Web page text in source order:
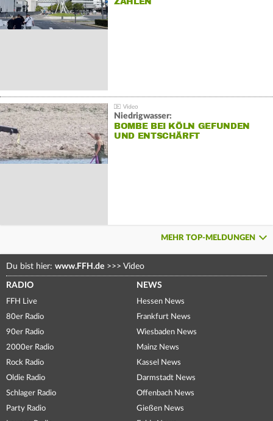
Niedrigwasser:
BOMBE BEI KÖLN GEFUNDEN
UND ENTSCHÄRFT
MEHR TOP-MELDUNGEN
Du bist hier: www.FFH.de >>> Video
RADIO
FFH Live
80er Radio
90er Radio
2000er Radio
Rock Radio
Oldie Radio
Schlager Radio
Party Radio
NEWS
Hessen News
Frankfurt News
Wiesbaden News
Mainz News
Kassel News
Darmstadt News
Offenbach News
Gießen News